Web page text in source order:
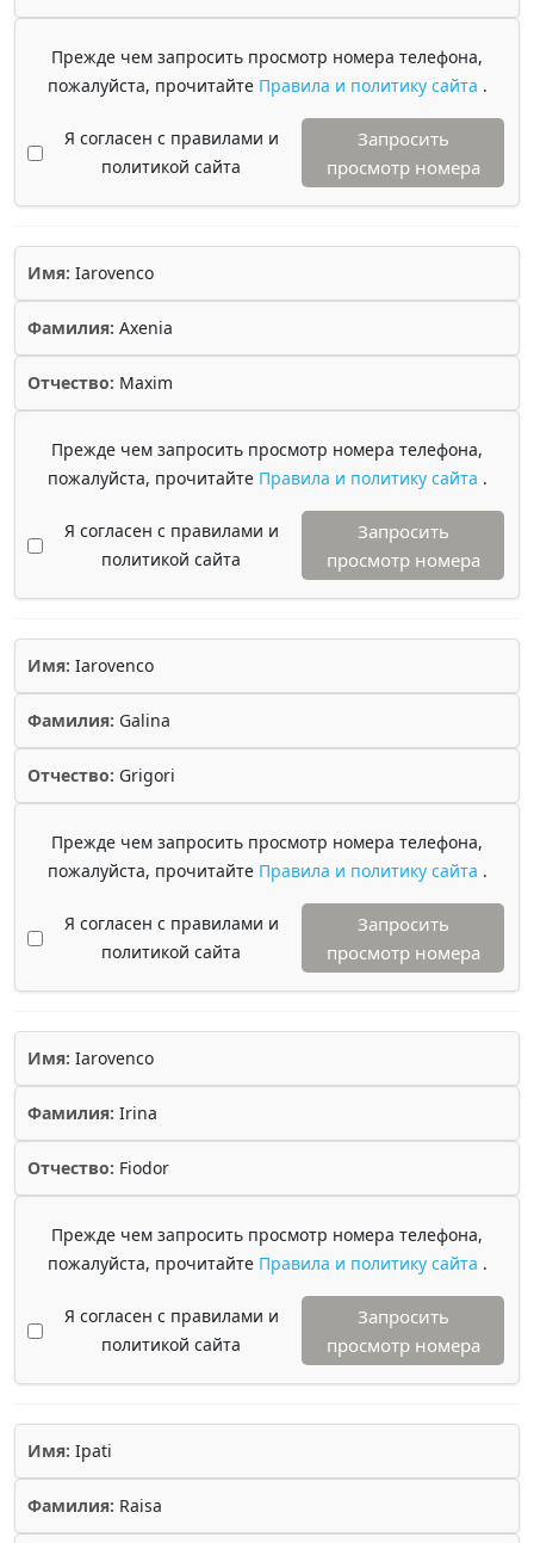
Прежде чем запросить просмотр номера телефона,
пожалуйста, прочитайте Правила и политику сайта .
Я согласен с правилами и
политикой сайта
Запросить
просмотр номера
Имя: Iarovenco
Фамилия: Axenia
Отчество: Maxim
Прежде чем запросить просмотр номера телефона,
пожалуйста, прочитайте Правила и политику сайта .
Я согласен с правилами и
политикой сайта
Запросить
просмотр номера
Имя: Iarovenco
Фамилия: Galina
Отчество: Grigori
Прежде чем запросить просмотр номера телефона,
пожалуйста, прочитайте Правила и политику сайта .
Я согласен с правилами и
политикой сайта
Запросить
просмотр номера
Имя: Iarovenco
Фамилия: Irina
Отчество: Fiodor
Прежде чем запросить просмотр номера телефона,
пожалуйста, прочитайте Правила и политику сайта .
Я согласен с правилами и
политикой сайта
Запросить
просмотр номера
Имя: Ipati
Фамилия: Raisa